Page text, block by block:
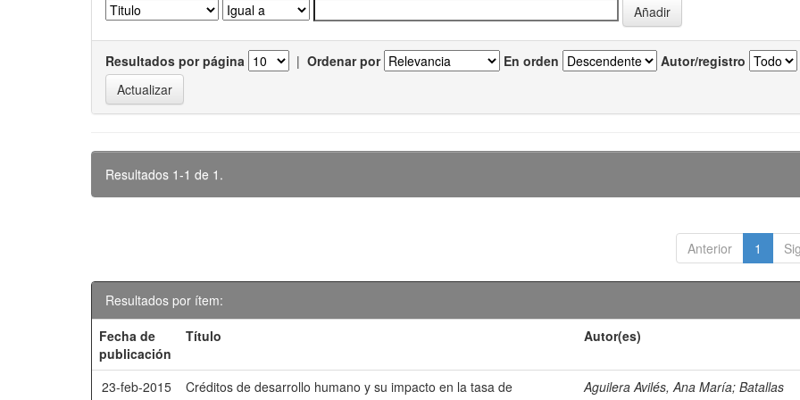
Resultados por página | Ordenar por En orden Autor/registro
Resultados 1-1 de 1.
Anterior 1
Resultados por ítem:
Fecha de
publicación
Título Autor(es)
23-feb-2015
Créditos de desarrollo humano y su impacto en la tasa de
Aguilera Avilés, Ana María;Batallas